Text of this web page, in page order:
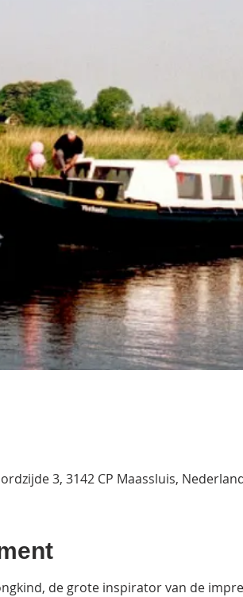
3, 3142 CP Maassluis,
de grote inspirator van de